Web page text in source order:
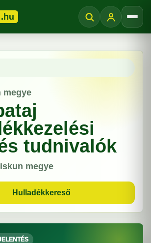
.hu
megye
tudnivalók
megye
Hulladékkereső